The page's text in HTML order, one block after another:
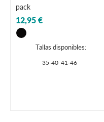
pack
12,95 €
Tallas disponibles:
35-40 41-46